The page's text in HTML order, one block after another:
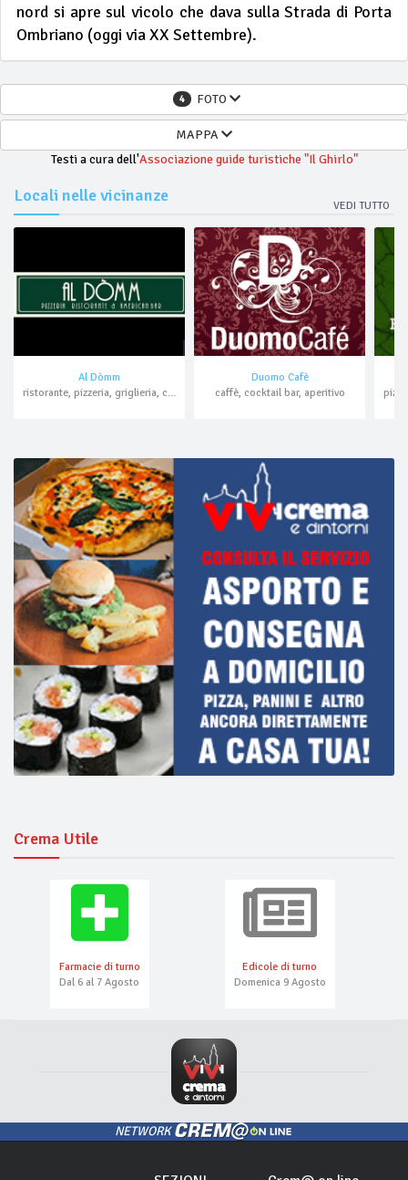
nord si apre sul vicolo che dava sulla Strada di Porta
Ombriano (oggi via XX Settembre).
4 FOTO
MAPPA
Testi a cura dell'Associazione guide turistiche "Il Ghirlo"
Locali nelle vicinanze
VEDI TUTTO
Al Dòmm
ristorante, pizzeria, griglieria, cocktail bar, bar, hamburger
Duomo Cafè
caffè, cocktail bar, aperitivo
Crema Utile
Farmacie di turno
Dal 6 al 7 Agosto
Edicole di turno
Domenica 9 Agosto
NETWORK